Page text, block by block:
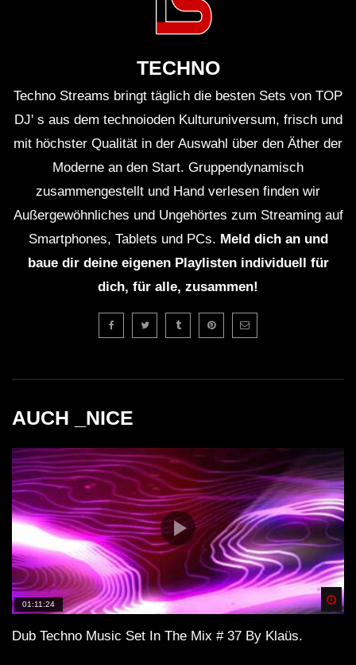
TECHNO
Techno Streams bringt täglich die besten Sets von TOP
DJ' s aus dem technoioden Kulturuniversum, frisch und
mit höchster Qualität in der Auswahl über den Äther der
Moderne an den Start. Gruppendynamisch
zusammengestellt und Hand verlesen finden wir
Außergewöhnliches und Ungehörtes zum Streaming auf
Smartphones, Tablets und PCs. Meld dich an und
baue dir deine eigenen Playlisten individuell für
dich, für alle, zusammen!
AUCH _NICE
01:11:24
Dub Techno Music Set In The Mix # 37 By Klaüs.